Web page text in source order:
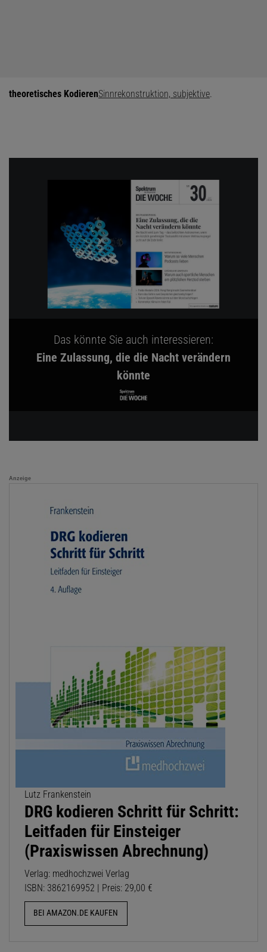
theoretisches KodierenSinnrekonstruktion, subjektive.
Das könnte Sie auch interessieren:
Eine Zulassung, die die Nacht verändern
könnte
Anzeige
Lutz Frankenstein
DRG kodieren Schritt für Schritt:
Leitfaden für Einsteiger
(Praxiswissen Abrechnung)
Verlag: medhochzwei Verlag
ISBN: 3862169952 | Preis: 29,00 €
BEI AMAZON.DE KAUFEN